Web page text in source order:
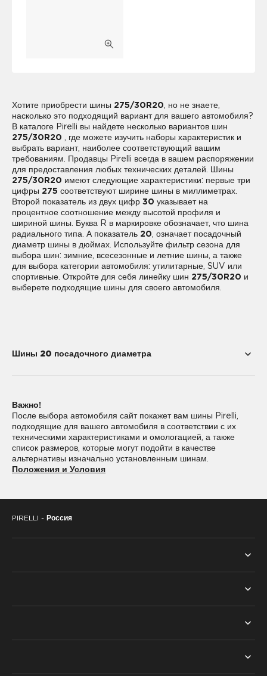
Хотите приобрести шины 275/30R20, но не знаете,
насколько это подходящий вариант для вашего автомобиля?
В каталоге Pirelli вы найдете несколько вариантов шин
275/30R20 , где можете изучить наборы характеристик и
выбрать вариант, наиболее соответствующий вашим
требованиям. Продавцы Pirelli всегда в вашем распоряжении
для предоставления любых технических деталей. Шины
275/30R20 имеют следующие характеристики: первые три
цифры 275 соответствуют ширине шины в миллиметрах.
Второй показатель из двух цифр 30 указывает на
процентное соотношение между высотой профиля и
шириной шины. Буква R в маркировке обозначает, что шина
радиального типа. А показатель 20, означает посадочный
диаметр шины в дюймах. Используйте фильтр сезона для
выбора шин: зимние, всесезонные и летние шины, а также
для выбора категории автомобиля: утилитарные, SUV или
спортивные. Откройте для себя линейку шин 275/30R20 и
выберете подходящие шины для своего автомобиля.
Шины 20 посадочного диаметра
225/40R20
235/45R20 235/50R20
235/55R20 245/30R20
245/45R20 245/50R20
255/50R20 255/55R20
Важно!
После выбора автомобиля сайт покажет вам шины Pirelli,
подходящие для вашего автомобиля в соответствии с их
техническими характеристиками и омологацией, а также
список размеров, которые могут подойти в качестве
альтернативы изначально установленным шинам.
Положения и Условия
PIRELLI - Россия
ПОИСК ПО СЕЗОНУ
PNCS™